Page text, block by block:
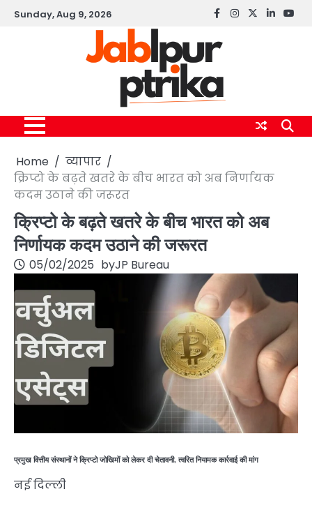
SkipSunday, Aug 9, 2026 Facebook
instagram
twitterlinkedin
Home
व्यापार
क्रिप्टो के बढ़ते खतरे के बीच भारत को अब निर्णायक
कदम उठाने की जरूरत
क्रिप्टो के बढ़ते खतरे के बीच भारत को अब
निर्णायक कदम उठाने की जरूरत
05/02/2025 byJP Bureau
प्रमुख वित्तीय संस्थानों ने क्रिप्टो जोखिमों को लेकर दी चेतावनी, त्वरित नियामक कार्रवाई की मांग
नई दिल्ली